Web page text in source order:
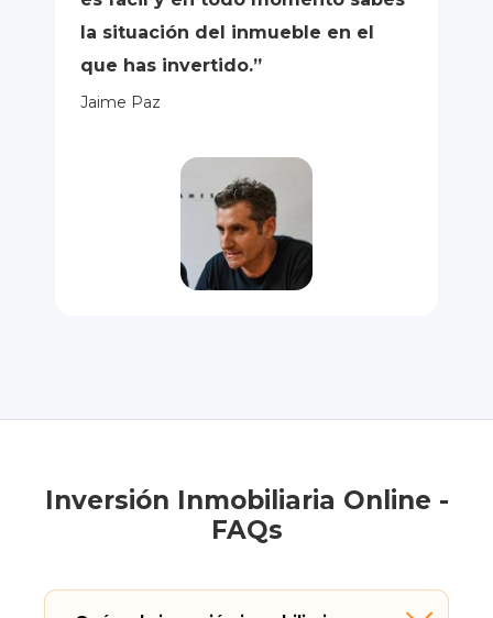
la situación del inmueble en el
que has invertido.”
Jaime Paz
Inversión Inmobiliaria Online -
FAQs